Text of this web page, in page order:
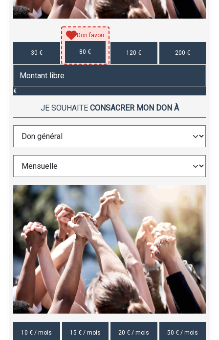
30 €
Don favori
80 € 120 € 200 €
€
JE SOUHAITE CONSACRER MON DON À
10 € / mois 15 € / mois 20 € / mois 50 € / mois